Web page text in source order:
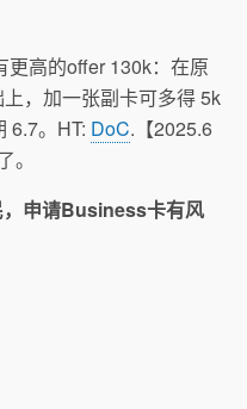
更高的offer 130k：在原
，加一张副卡可多得 5k
6.7。HT: DoC.【2025.6
申请Business卡有风